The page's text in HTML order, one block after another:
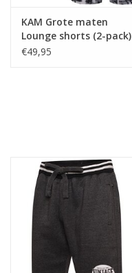
KAM Grote maten
Lounge shorts (2-pack)
€49,95